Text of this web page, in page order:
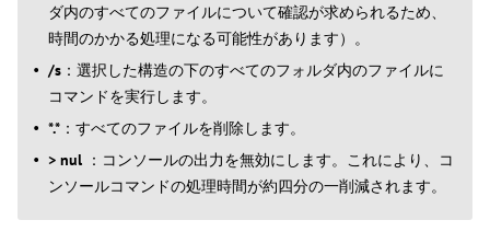
ダ内のすべてのファイルについて確認が求められるため、
時間のかかる処理になる可能性があります）。
/s ：選択した構造の下のすべてのフォルダ内のファイルに
コマンドを実行します。
*.* ：すべてのファイルを削除します。
> nul ：コンソールの出力を無効にします。これにより、コ
ンソールコマンドの処理時間が約四分の一削減されます。